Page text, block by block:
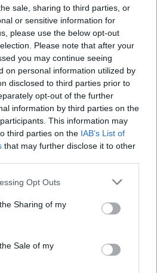
sale, sharing to third parties, or
or sensitive information for
please use the below opt-out
Please note that after your
you may continue seeing
on personal information utilized by
disclosed to third parties prior to
opt-out of the further
information by third parties on the
This information may
third parties on the IAB’s List of
that may further disclose it to other
Opt Outs
Sharing of my
Sale of my